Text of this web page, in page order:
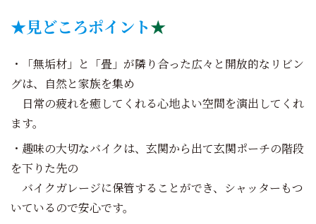
★見どころポイント★
・「無垢材」と「畳」が隣り合った広々と開放的なリビン
グは、自然と家族を集め
日常の疲れを癒してくれる心地よい空間を演出してくれ
ます。
・趣味の大切なバイクは、玄関から出て玄関ポーチの階段
を下りた先の
バイクガレージに保管することができ、シャッターもつ
いているので安心です。